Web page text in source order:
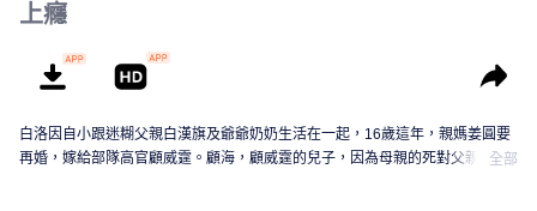
上癮
白洛因自小跟迷糊父親白漢旗及爺爺奶奶生活在一起，16歲這年，親媽姜圓要
再婚，嫁給部隊高官顧威霆。顧海，顧威霆的兒子，因為母親的死對父親一直
全部